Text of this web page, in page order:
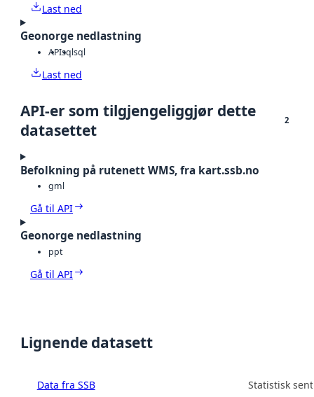
Last ned
Geonorge nedlastning
APIsqlsql
Last ned
API-er som tilgjengeliggjør dette
datasettet
2
Befolkning på rutenett WMS, fra kart.ssb.no
gml
Gå til API
Geonorge nedlastning
ppt
Gå til API
Lignende datasett
Data fra SSB Statistisk